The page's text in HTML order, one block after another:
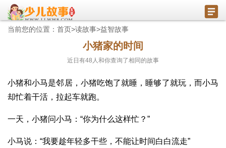
当前您的位置： 首页>读故事>益智故事
小猪家的时间
近日有48 人和你查询了相同的故事
小猪和小马是邻居，小猪吃饱了就睡，睡够了就玩，而小马
却忙着干活，拉起车就跑。
一天，小猪问小马：“你为什么这样忙？”
小马说：“我要趁年轻多干些，不能让时间白白流走”